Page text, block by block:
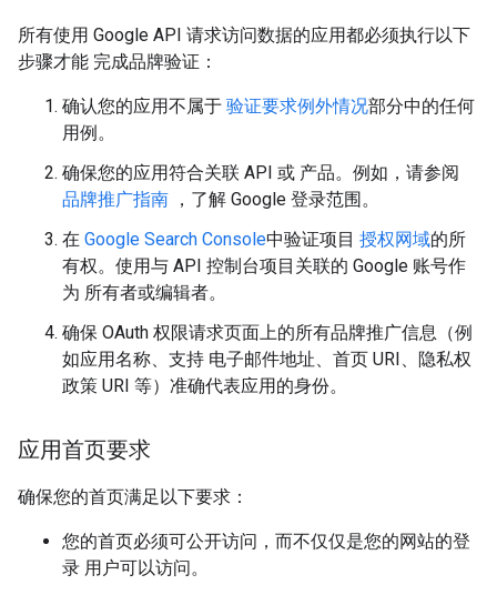
所有使用 Google API 请求访问数据的应用都必须执行以下
步骤才能 完成品牌验证：
确认您的应用不属于 验证要求例外情况部分中的任何
用例。
确保您的应用符合关联 API 或 产品。例如，请参阅
品牌推广指南 ，了解 Google 登录范围。
在 Google Search Console中验证项目 授权网域的所
有权。使用与 API 控制台项目关联的 Google 账号作
为 所有者或编辑者。
确保 OAuth 权限请求页面上的所有品牌推广信息（例
如应用名称、支持 电子邮件地址、首页 URI、隐私权
政策 URI 等）准确代表应用的身份。
应用首页要求
确保您的首页满足以下要求：
您的首页必须可公开访问，而不仅仅是您的网站的登
录 用户可以访问。